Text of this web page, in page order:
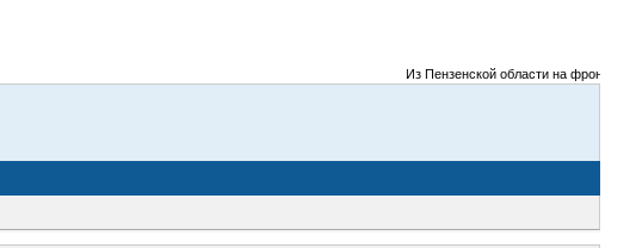
Из Пензенской области на фронты